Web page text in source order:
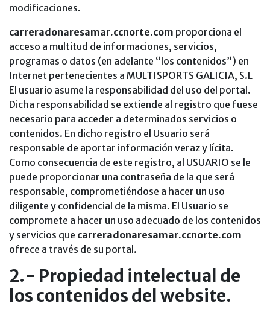
modificaciones.
carreradonaresamar.ccnorte.com proporciona el
acceso a multitud de informaciones, servicios,
programas o datos (en adelante “los contenidos”) en
Internet pertenecientes a MULTISPORTS GALICIA, S.L
El usuario asume la responsabilidad del uso del portal.
Dicha responsabilidad se extiende al registro que fuese
necesario para acceder a determinados servicios o
contenidos. En dicho registro el Usuario será
responsable de aportar información veraz y lícita.
Como consecuencia de este registro, al USUARIO se le
puede proporcionar una contraseña de la que será
responsable, comprometiéndose a hacer un uso
diligente y confidencial de la misma. El Usuario se
compromete a hacer un uso adecuado de los contenidos
y servicios que carreradonaresamar.ccnorte.com
ofrece a través de su portal.
2.- Propiedad intelectual de
los contenidos del website.